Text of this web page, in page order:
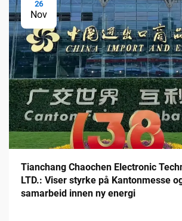
26
Nov
Tianchang Chaochen Electronic
LTD.: Viser styrke på Kantonmesse
samarbeid innen ny energi